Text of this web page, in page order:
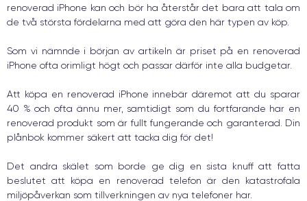
renoverad iPhone kan och bör ha återstår det bara att tala om
de två största fördelarna med att göra den här typen av köp.
Som vi nämnde i början av artikeln är priset på en renoverad
iPhone ofta orimligt högt och passar därför inte alla budgetar.
Att köpa en renoverad iPhone innebär däremot att du sparar
40 % och ofta ännu mer, samtidigt som du fortfarande har en
renoverad produkt som är fullt fungerande och garanterad. Din
plånbok kommer säkert att tacka dig för det!
Det andra skälet som borde ge dig en sista knuff att fatta
beslutet att köpa en renoverad telefon är den katastrofala
miljöpåverkan som tillverkningen av nya telefoner har.